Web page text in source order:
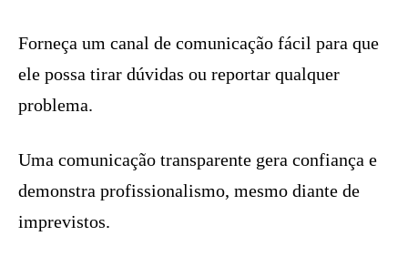
Forneça um canal de comunicação fácil para que
ele possa tirar dúvidas ou reportar qualquer
problema.
Uma comunicação transparente gera confiança e
demonstra profissionalismo, mesmo diante de
imprevistos.